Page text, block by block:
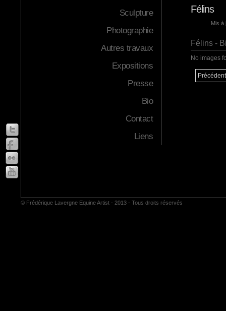
Sculpture
Photographie
Autres travaux
Expositions
Presse
Bio
Contact
Liens
Félins
Mis à
Félins -
No images
Précédent
© Frédérique Lavergne Equine Artist - 2013 - Tous droits réservés